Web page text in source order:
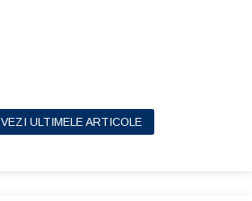
VEZI ULTIMELE ARTICOLE